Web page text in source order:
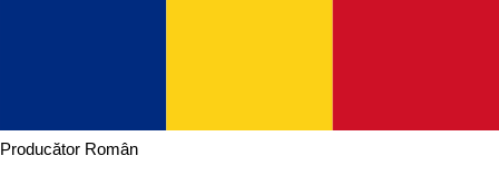
Producător Român